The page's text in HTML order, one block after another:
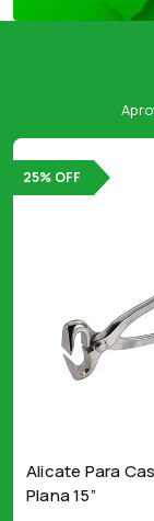
Alicate Para
Plana 15”
25% OFF